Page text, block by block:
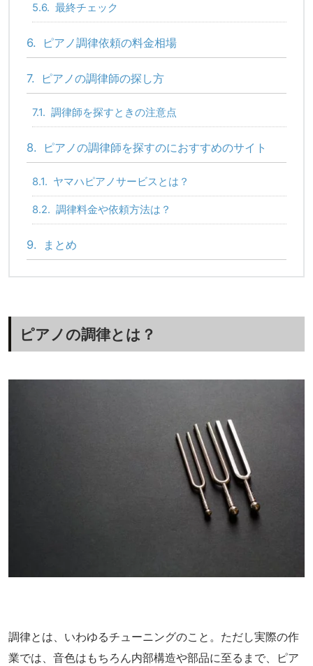
5.6. 最終チェック
6. ピアノ調律依頼の料金相場
7. ピアノの調律師の探し方
7.1. 調律師を探すときの注意点
8. ピアノの調律師を探すのにおすすめのサイト
8.1. ヤマハピアノサービスとは？
8.2. 調律料金や依頼方法は？
9. まとめ
ピアノの調律とは？
調律とは、いわゆるチューニングのこと。ただし実際の作
業では、音色はもちろん内部構造や部品に至るまで、ピア